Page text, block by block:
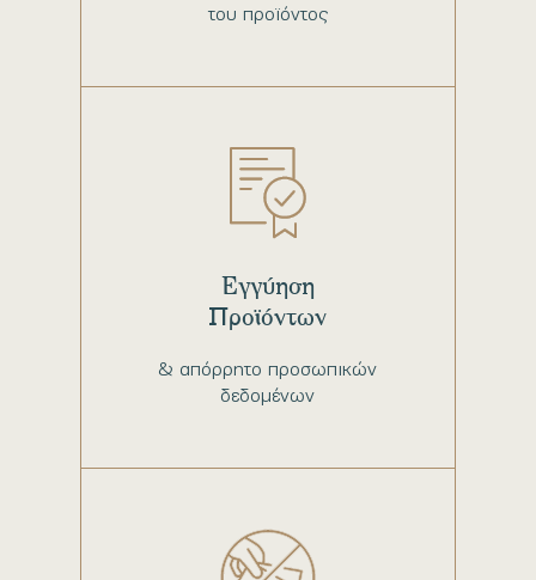
του προϊόντος
& απόρρητο προσωπικών
δεδομένων
Εγγύηση
Προϊόντων